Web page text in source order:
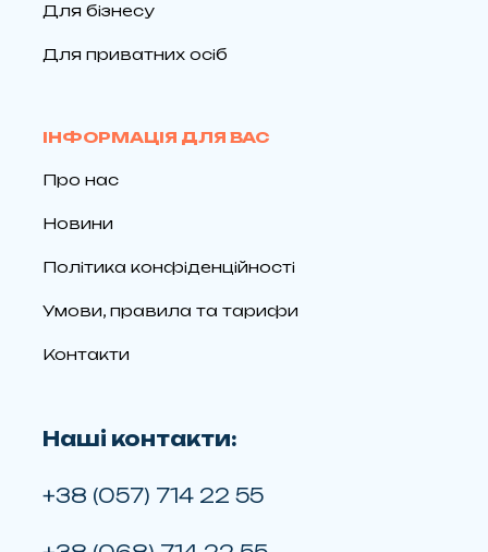
Для бізнесу
Для приватних осіб
ІНФОРМАЦІЯ ДЛЯ ВАС
Про нас
Новини
Політика конфіденційності
Умови, правила та тарифи
Контакти
Наші контакти:
+38 (057) 714 22 55